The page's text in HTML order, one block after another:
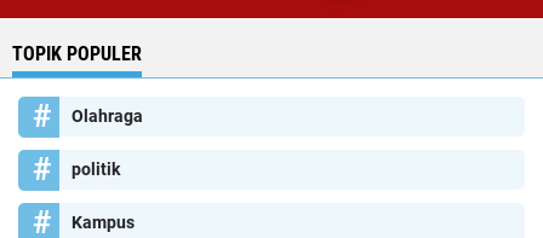
TOPIK POPULER
Olahraga
politik
Kampus